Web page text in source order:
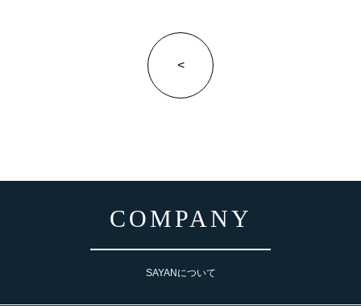
<
COMPANY
SAYANについて